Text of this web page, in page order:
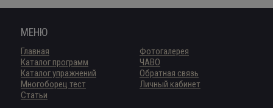
МЕНЮ
Главная
Каталог программ
Каталог упражнений
Многоборец тест
Статьи
Фотогалерея
ЧАВО
Обратная связь
Личный кабинет